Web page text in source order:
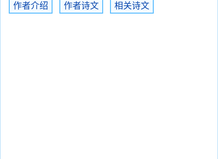
作者介绍 作者诗文 相关诗文